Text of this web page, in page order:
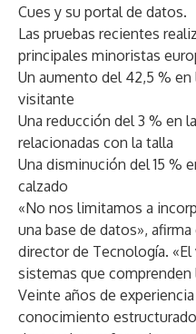
Cues y su portal de datos.
Las pruebas recientes
principales minoristas
Un aumento del 42,5 %
visitante
Una reducción del 3 % en
relacionadas con la talla
Una disminución del 15 %
calzado
«No nos limitamos a
una base de datos»,
director de Tecnología.
sistemas que
Veinte años de
conocimiento